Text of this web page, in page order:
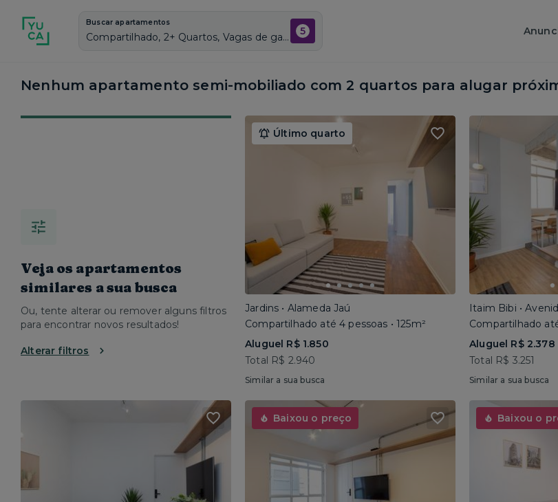
Buscar apartamentos
Compartilhado, 2+ Quartos, Vagas de garagem: Sim, Semi mobiliado, Piscina 5
Nenhum apartamento semi-mobiliado com 2 quartos para alugar
Veja os apartamentos
similares a sua busca
Ou, tente alterar ou remover alguns filtros
para encontrar novos resultados!
Alterar filtros
Último quarto
Jardins • Alameda Jaú
Compartilhado até 4 pessoas • 125m²
Aluguel R$ 1.850
Total R$ 2.940
Similar a sua busca
Itaim Bibi •
Compartilhado
Aluguel R$ 2.378
Total R$ 3.251
Similar a sua busca
Baixou o preço Baixou o